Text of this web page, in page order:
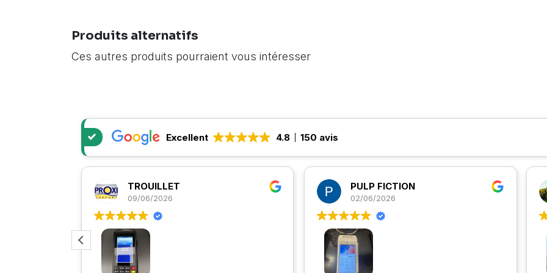
Produits alternatifs
Ces autres produits pourraient vous intéresser
Excellent 4.8 150 avis
TROUILLET
09/06/2026
PULP FICTION
02/06/2026